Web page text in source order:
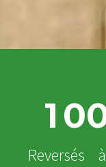
1 0
Reversés